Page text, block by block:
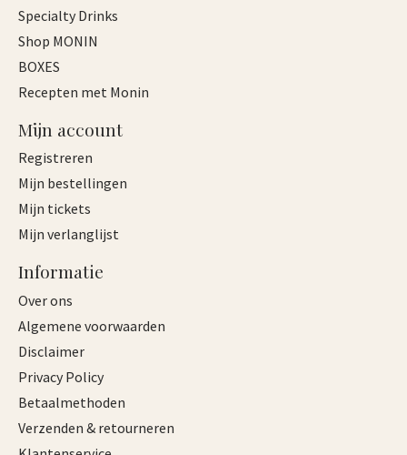
Specialty Drinks
Shop MONIN
BOXES
Recepten met Monin
Mijn account
Registreren
Mijn bestellingen
Mijn tickets
Mijn verlanglijst
Informatie
Over ons
Algemene voorwaarden
Disclaimer
Privacy Policy
Betaalmethoden
Verzenden & retourneren